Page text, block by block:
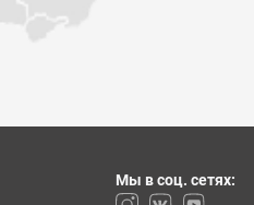
Мы в соц. сетях: